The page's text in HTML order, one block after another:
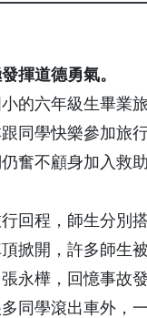
揮道德勇氣。
的六年級生畢業
同學快樂參加旅
奮不顧身加入救
回程，師生分別
掀開，許多師生
永樺，回憶事故
同學滾出車外，